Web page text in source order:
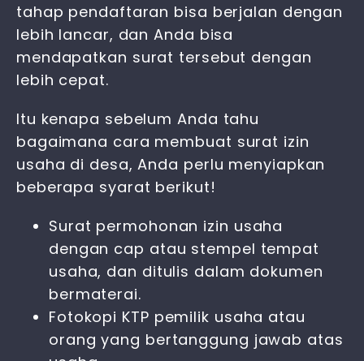
tahap pendaftaran bisa berjalan dengan
lebih lancar, dan Anda bisa
mendapatkan surat tersebut dengan
lebih cepat.
Itu kenapa sebelum Anda tahu
bagaimana cara membuat surat izin
usaha di desa, Anda perlu menyiapkan
beberapa syarat berikut!
Surat permohonan izin usaha
dengan cap atau stempel tempat
usaha, dan ditulis dalam dokumen
bermaterai.
Fotokopi KTP pemilik usaha atau
orang yang bertanggung jawab atas